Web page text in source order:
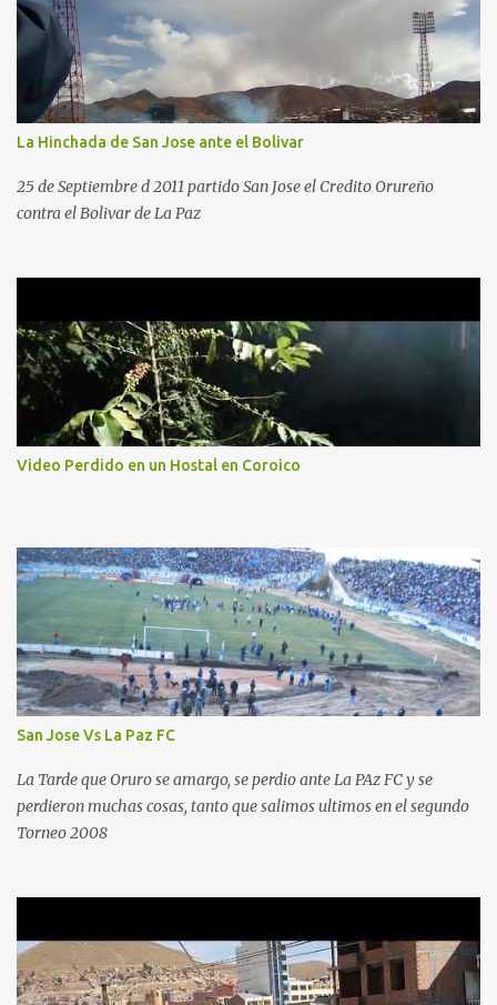
La Hinchada de San Jose ante el Bolivar
25 de Septiembre d 2011 partido San Jose el Credito Orureño
contra el Bolivar de La Paz
Video Perdido en un Hostal en Coroico
San Jose Vs La Paz FC
La Tarde que Oruro se amargo, se perdio ante La PAz FC y se
perdieron muchas cosas, tanto que salimos ultimos en el segundo
Torneo 2008